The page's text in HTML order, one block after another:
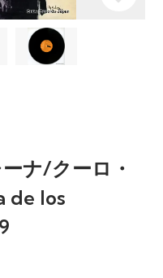
ナ/クーロ・
de los